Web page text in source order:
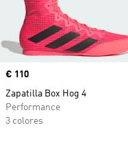
Precio
€ 110
Zapatilla Box Hog 4
Performance
3 colores